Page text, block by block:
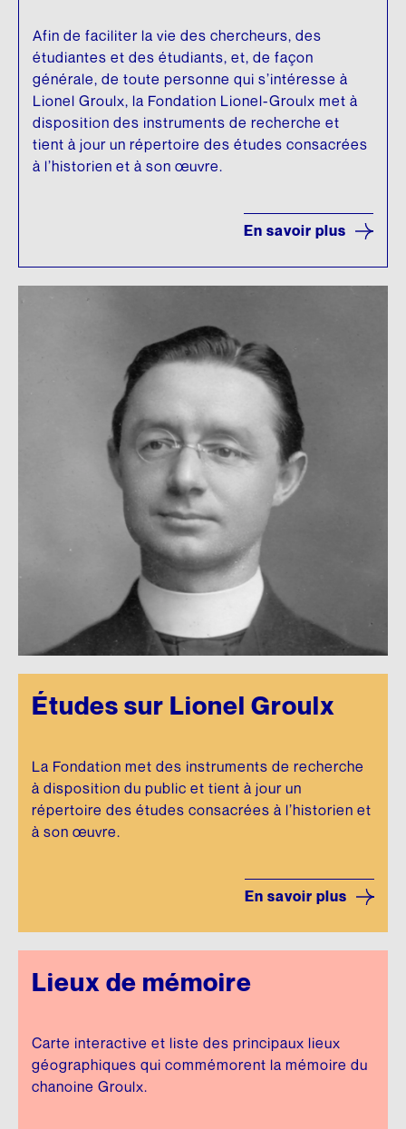
Afin de faciliter la vie des chercheurs, des
étudiantes et des étudiants, et, de façon
générale, de toute personne qui s’intéresse à
Lionel Groulx, la Fondation Lionel-Groulx met à
disposition des instruments de recherche et
tient à jour un répertoire des études consacrées
à l’historien et à son œuvre.
En savoir plus
Études sur Lionel Groulx
La Fondation met des instruments de recherche
à disposition du public et tient à jour un
répertoire des études consacrées à l’historien et
à son œuvre.
En savoir plus
Lieux de mémoire
Carte interactive et liste des principaux lieux
géographiques qui commémorent la mémoire du
chanoine Groulx.